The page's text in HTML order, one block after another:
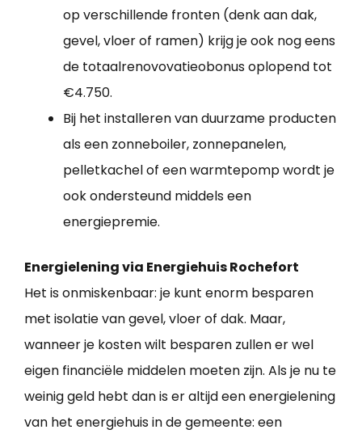
op verschillende fronten (denk aan dak,
gevel, vloer of ramen) krijg je ook nog eens
de totaalrenovovatieobonus oplopend tot
€4.750.
Bij het installeren van duurzame producten
als een zonneboiler, zonnepanelen,
pelletkachel of een warmtepomp wordt je
ook ondersteund middels een
energiepremie.
Energielening via Energiehuis Rochefort
Het is onmiskenbaar: je kunt enorm besparen
met isolatie van gevel, vloer of dak. Maar,
wanneer je kosten wilt besparen zullen er wel
eigen financiële middelen moeten zijn. Als je nu te
weinig geld hebt dan is er altijd een energielening
van het energiehuis in de gemeente: een